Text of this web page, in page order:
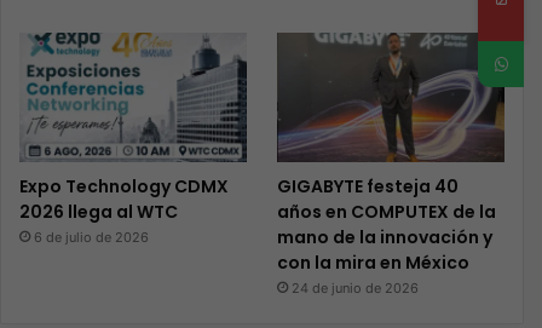
Expo Technology CDMX
2026 llega al WTC
6 de julio de 2026
GIGABYTE festeja 40
años en COMPUTEX de la
mano de la innovación y
con la mira en México
24 de junio de 2026